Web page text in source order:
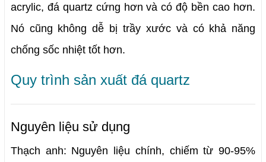
acrylic, đá quartz cứng hơn và có độ bền cao hơn.
Nó cũng không dễ bị trầy xước và có khả năng
chống sốc nhiệt tốt hơn.
Quy trình sản xuất đá quartz
Nguyên liệu sử dụng
Thạch anh: Nguyên liệu chính, chiếm từ 90-95%